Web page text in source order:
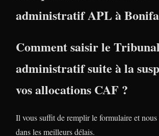
administratif APL à
Comment saisir le Tribunal
administratif suite à la
vos allocations CAF ?
Il vous suffit de remplir le formulaire et nous
dans les meilleurs délais.